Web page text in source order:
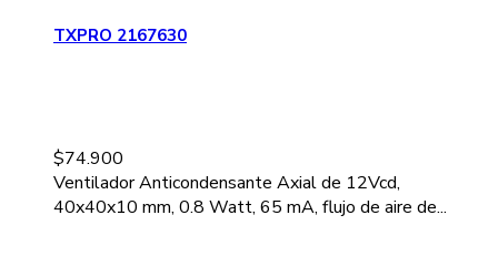
TXPRO 2167630
$74.900
Ventilador Anticondensante Axial de 12Vcd,
40x40x10 mm, 0.8 Watt, 65 mA, flujo de aire de...